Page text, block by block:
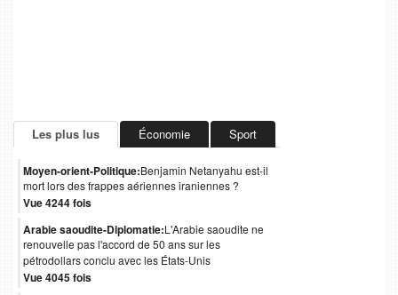
Les plus lus Économie Sport
Moyen-orient-Politique:Benjamin Netanyahu est-il
mort lors des frappes aériennes iraniennes ?
Vue 4244 fois
Arabie saoudite-Diplomatie:L'Arabie saoudite ne
renouvelle pas l'accord de 50 ans sur les
pétrodollars conclu avec les États-Unis
Vue 4045 fois